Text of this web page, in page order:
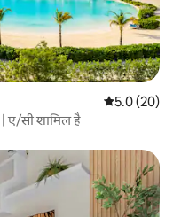
औसत रेटिंग 5
5.0 (20)
ए/सी शामिल है